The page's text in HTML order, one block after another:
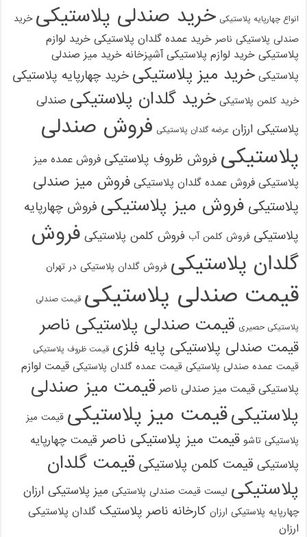
انواع چهارپایه پلاستیکی خرید صندلی پلاستیکی خرید
صندلی پلاستیکی ناصر خرید عمده گلدان پلاستیکی خرید لوازم
پلاستیکی خرید لوازم پلاستیکی آشپزخانه خرید میز صندلی
پلاستیکی خرید میز پلاستیکی خرید چهارپایه پلاستیکی
خرید کلمن پلاستیکی خرید گلدان پلاستیکی صندلی
پلاستیکی ارزان عرضه گلدان پلاستیکی فروش صندلی
پلاستیکی فروش ظروف پلاستیکی فروش عمده میز
پلاستیکی فروش عمده گلدان پلاستیکی فروش میز صندلی
پلاستیکی فروش میز پلاستیکی فروش چهارپایه
پلاستیکی فروش کلمن آب فروش کلمن پلاستیکی فروش
گلدان پلاستیکی فروش گلدان پلاستیکی در تهران
قیمت صندلی پلاستیکی قیمت صندلی
پلاستیکی حصیری قیمت صندلی پلاستیکی ناصر
قیمت صندلی پلاستیکی پایه فلزی قیمت ظروف پلاستیکی
قیمت عمده صندلی پلاستیکی قیمت عمده گلدان پلاستیکی قیمت لوازم
پلاستیکی قیمت میز صندلی ناصر قیمت میز صندلی
پلاستیکیقیمت میز پلاستیکی قیمت میز
پلاستیکی تاشو قیمت میز پلاستیکی ناصر قیمت چهارپایه
پلاستیکی قیمت کلمن پلاستیکی قیمت گلدان
پلاستیکی لیست قیمت صندلی پلاستیکی میز پلاستیکی ارزان
چهارپایه پلاستیکی ارزان کارخانه ناصر پلاستیک گلدان پلاستیکی
ارزان